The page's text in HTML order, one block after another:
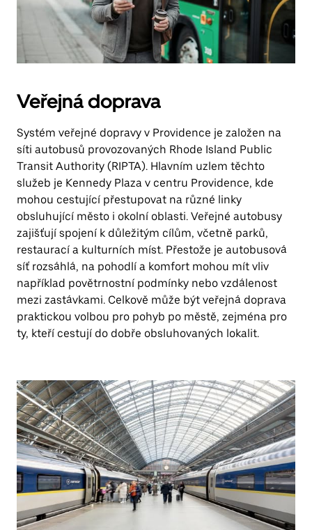
Veřejná doprava
Systém veřejné dopravy v Providence je založen na
síti autobusů provozovaných Rhode Island Public
Transit Authority (RIPTA). Hlavním uzlem těchto
služeb je Kennedy Plaza v centru Providence, kde
mohou cestující přestupovat na různé linky
obsluhující město i okolní oblasti. Veřejné autobusy
zajišťují spojení k důležitým cílům, včetně parků,
restaurací a kulturních míst. Přestože je autobusová
síť rozsáhlá, na pohodlí a komfort mohou mít vliv
například povětrnostní podmínky nebo vzdálenost
mezi zastávkami. Celkově může být veřejná doprava
praktickou volbou pro pohyb po městě, zejména pro
ty, kteří cestují do dobře obsluhovaných lokalit.